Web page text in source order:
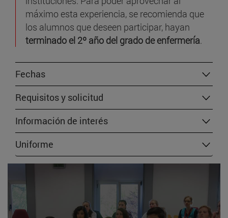
máximo esta experiencia, se recomienda que
los alumnos que deseen participar, hayan
terminado el 2º año del grado de enfermería.
Fechas
Requisitos y solicitud
Información de interés
Uniforme